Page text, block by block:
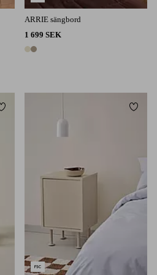
ARRIE sängbord
1 699 SEK
2 färger
Lägg till i favoriter Lägg